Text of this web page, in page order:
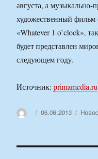
августа, а музыкально-
художественный
«Whatever 1 o`clock»,
будет представлен
следующем году.
Источник:primamedia.ru
АвторОпубликовано
06.06.2013